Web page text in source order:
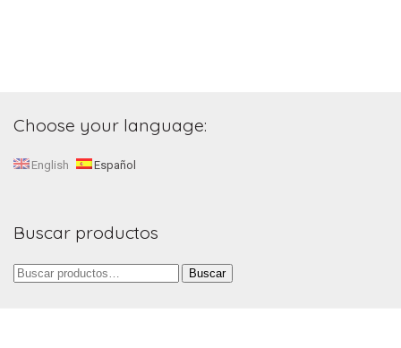
Choose your language:
English Español
Buscar productos
Buscar
Buscar